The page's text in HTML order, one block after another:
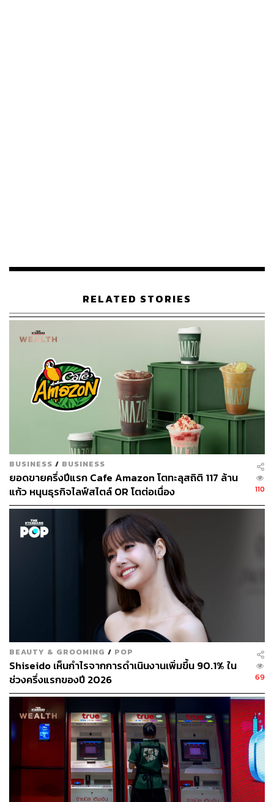
ซิงโฮมของกลุ่มวิมุตในย่านบางนา แบริ่ง และวัชรพล
ซึ่งมีจำนวนรวม 240 เตียง พร้อมโอกาสในการบริหารเนิร์ส
ซิงโฮมอีก 5 แห่ง โดยตั้งเป้าขยายจำนวนเตียงที่ให้บริการ
รวม 600 เตียงภายใน 3 ปี
กลุ่มยังมีแผนลงทุน 3,500 ล้านบาท ดำเนินการก่อสร้างโรง
พยาบาลวิมุตแห่งใหม่บริเวณถนนสุขุมวิทและย่านฝั่งธนฯ
อย่างต่อเนื่อง, ขยายเตียงที่โรงพยาบาลวิมุตเป็น 150 เตียง
รวมถึงรีแบรนด์โรงพยาบาลเทพธารินทร์ให้เป็น ‘โรงพยาบาล
วิมุต เทพธารินทร์’ พร้อมเปิดตัวในช่วงเดือนเมษายนนี้
ธุรกิจอีคอมเมิร์ซ: ตั้งเป้าโต 5 เท่า รายได้ 1,000 ล้านบาทใน
3 ปี พัฒนาแพลตฟอร์ม MyHaus รองรับไลฟ์สไตล์คนรุ่นใหม่
ธุรกิจพรีคาสท์: ตั้งเป้ารายได้โต 50% สู่ 3,500 ล้านบาท
และธุรกิจรับก่อสร้าง: ตั้งเป้ารายได้ 5,600 ล้านบาท มุ่งสู่ผู้นำ
รับก่อสร้างบ้านแนวราบ
รวมถึงการลงทุนในอสังหาประเภทโลจิสติกส์ และอสังหาเพื่อ
สุขภาพอย่างการตั้งกองทุน CapitaLand SEA Logistics
Fund มูลค่าทรัพย์สินเป้าหมาย 25,000 ล้านบาท และลงทุน
ในกองทุน CapitaLand Wellness Fund (C-WELL) มูลค่า
ทรัพย์สินเป้าหมาย 72,500 ล้านบาท
ในปี 2567 พฤกษา โฮลดิ้ง ยังได้มุ่งมั่นที่จะเติบโตอย่างยั่งยืน
ควบคู่ไปกับการให้ความสำคัญกับสิ่งแวดล้อม โดยตั้งเป้าลด
ความเป็นกลางทางคาร์บอน (Carbon Neutral) ในปี 2593
“ด้วยกลยุทธ์ Ready To Thrive พฤกษา โฮลดิ้ง มั่นใจที่จะก้าว
ผ่านความท้าทาย และเติบโตอย่างยั่งยืนในปี 2567 และปีต่อๆ
ไป” อุเทนกล่าว
RELATED STORIES
BUSINESS / BUSINESS
ยอดขายครึ่งปีแรก Cafe Amazon โตทะลุสถิติ 117 ล้าน
แก้ว หนุนธุรกิจไลฟ์สไตล์ OR โตต่อเนื่อง
110
BEAUTY & GROOMING / POP
Shiseido เห็นกำไรจากการดำเนินงานเพิ่มขึ้น 90.1% ใน
ช่วงครึ่งแรกของปี 2026
69